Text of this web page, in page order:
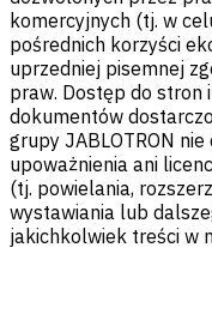
komercyjnych (tj. w
pośrednich korzyści
uprzedniej pisemnej
praw. Dostęp do
dokumentów
grupy JABLOTRON
upoważnienia ani
(tj. powielania,
wystawiania lub
jakichkolwiek treści w